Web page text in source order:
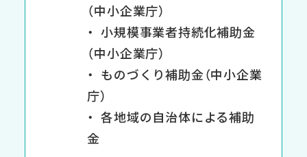
（中小企業庁）
小規模事業者持続化補助金
（中小企業庁）
ものづくり補助金（中小企業
庁）
各地域の自治体による補助
金